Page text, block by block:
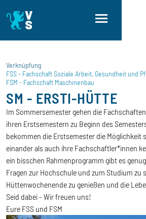
Verknüpfung
FSS - Fachschaft Soziale Arbeit, Gesundheit und
FSM - Fachschaft Maschinenbau
SM - ERSTI-HÜTTE
Im Sommersemester gehen die
ihren Erstsemestern zu Beginn des
bekommen die Erstsemester die Möglichkeit
einander als auch ihre Fachschaftler*innen
ein bisschen Rahmenprogramm gibt es
Fragen zur Hochschule und zum Studium zu
Hüttenwochenende zu genießen und die
Seid dabei - Wir freuen uns!
Eure FSS und FSM